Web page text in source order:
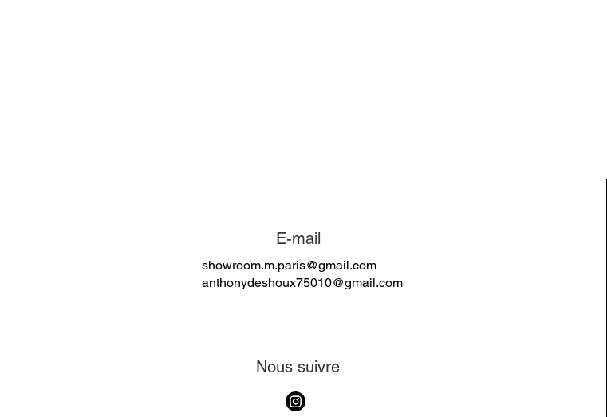
E-mail
showroom.m.paris@gmail.com
anthonydeshoux75010@gmail.com
Nous suivre